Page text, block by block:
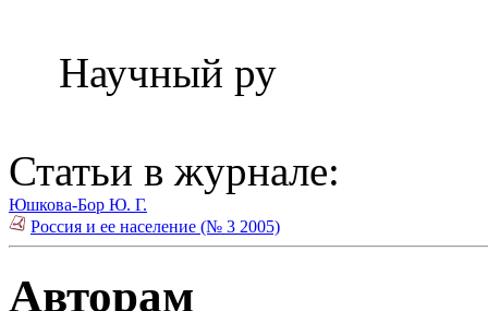
Научный ру
Статьи в журнале:
Юшкова-Бор Ю. Г.
Россия и ее население (№ 3 2005)
Авторам